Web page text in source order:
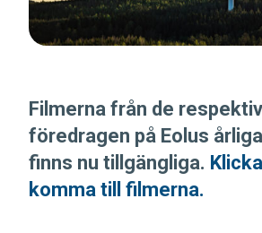
Filmerna från de
föredragen på Eolus
finns nu tillgängliga.
komma till filmerna.